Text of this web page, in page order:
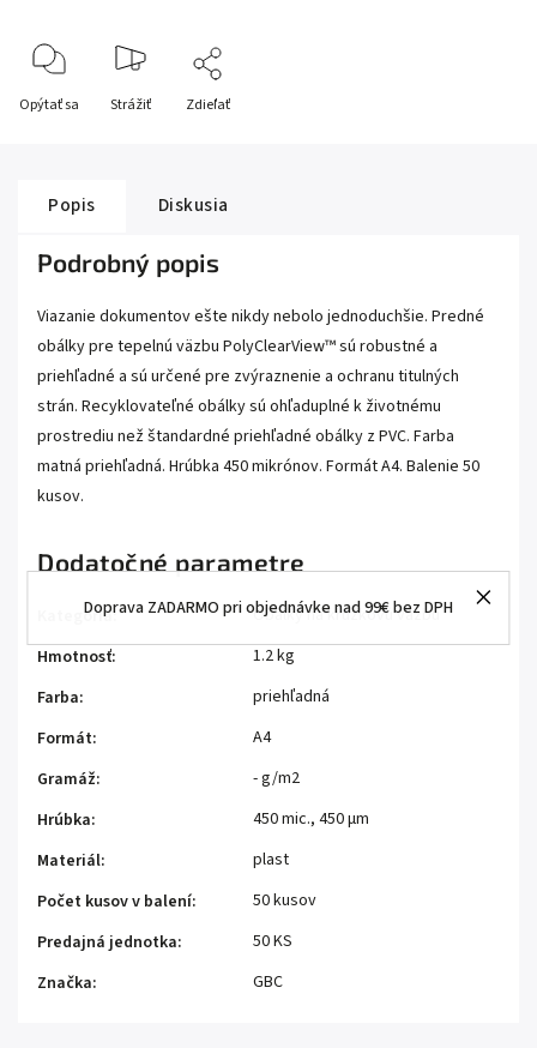
Doprava ZADARMO pri objednávke nad 99€ bez DPH
Opýtať sa Strážiť Zdieľať
Popis Diskusia
Podrobný popis
Viazanie dokumentov ešte nikdy nebolo jednoduchšie. Predné
obálky pre tepelnú väzbu PolyClearView™ sú robustné a
priehľadné a sú určené pre zvýraznenie a ochranu titulných
strán. Recyklovateľné obálky sú ohľaduplné k životnému
prostrediu než štandardné priehľadné obálky z PVC. Farba
matná priehľadná. Hrúbka 450 mikrónov. Formát A4. Balenie 50
kusov.
Dodatočné parametre
Kategória:
Obálky na krúžkovú väzbu
Hmotnosť:
1.2 kg
Farba:
priehľadná
Formát:
A4
Gramáž:
- g/m2
Hrúbka:
450 mic., 450 μm
Materiál:
plast
Počet kusov v balení:
50 kusov
Predajná jednotka:
50 KS
Značka: GBC